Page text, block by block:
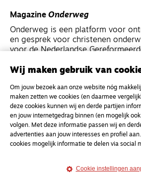
Magazine Onderweg
Onderweg is een platform voor
en gesprek voor christenen
voor de Nederlandse
Magazine
Onderweg
Kvk-nummer 33277063
NL46 INGB 0117 5827 86
info@onderwegonline.nl
Wij maken gebruik van
Om jouw bezoek aan onze website nóg
maken zetten we cookies (en daarmee
deze cookies kunnen wij en derde partijen
en jouw internetgedrag binnen (en mogelijk
volgen. Met deze informatie passen wij en
advertenties aan jouw interesses en profiel
cookies mogelijk informatie te delen via social
Cookie instellingen